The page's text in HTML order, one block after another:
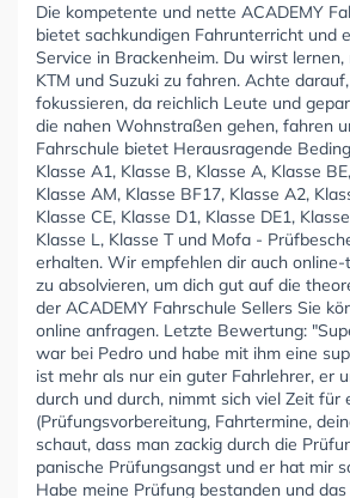
Die kompetente und nette ACADEMY
bietet sachkundigen Fahrunterricht und
Service in Brackenheim. Du wirst
KTM und Suzuki zu fahren. Achte
fokussieren, da reichlich Leute und
die nahen Wohnstraßen gehen, fahren
Fahrschule bietet Herausragende
Klasse A1, Klasse B, Klasse A, Klasse
Klasse AM, Klasse BF17, Klasse A2,
Klasse CE, Klasse D1, Klasse DE1,
Klasse L, Klasse T und Mofa -
erhalten. Wir empfehlen dir auch
zu absolvieren, um dich gut auf die
der ACADEMY Fahrschule Sellers Sie
online anfragen. Letzte Bewertung:
war bei Pedro und habe mit ihm eine
ist mehr als nur ein guter Fahrlehrer, er
durch und durch, nimmt sich viel Zeit für
(Prüfungsvorbereitung, Fahrtermine,
schaut, dass man zackig durch die
panische Prüfungsangst und er hat mir
Habe meine Prüfung bestanden und